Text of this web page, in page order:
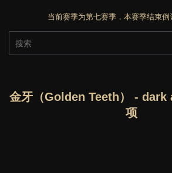
当前赛季为第七赛季，本赛季结束倒
金牙（Golden Teeth） - dark
项